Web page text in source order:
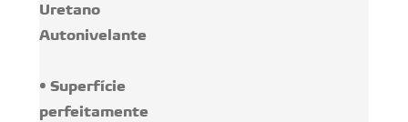
Uretano
Autonivelante
• Superfície
perfeitamente